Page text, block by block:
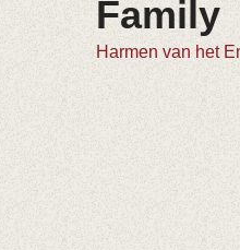
Family
Harmen van het